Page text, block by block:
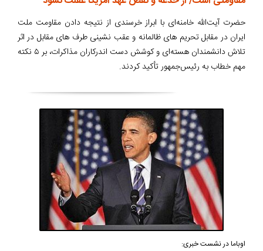
حضرت آیت‌الله خامنه‌ای با ابراز خرسندی از نتیجه دادن مقاومت ملت
ایران در مقابل تحریم های ظالمانه و عقب نشینی طرف های مقابل در اثر
تلاش دانشمندان هسته‌ای و کوشش دست اندرکاران مذاکرات، بر ۵ نکته
مهم خطاب به رئیس‌جمهور تأکید کردند.
اوباما در نشست خبری: